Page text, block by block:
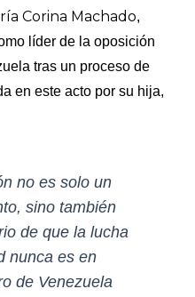
Corina Machado,
líder de la oposición
tras un proceso de
en este acto por su hija,
no es solo un
sino también
de que la lucha
nunca es en
de Venezuela